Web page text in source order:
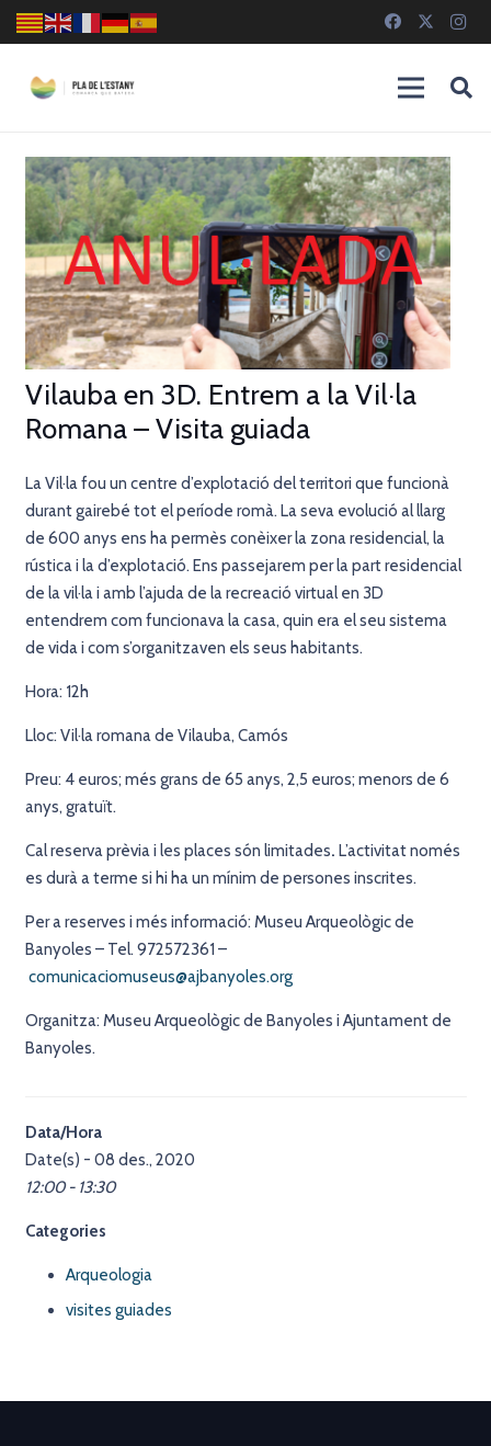
Vilauba en 3D. Entrem a la Vil·la
Romana – Visita guiada
La Vil·la fou un centre d’explotació del territori que funcionà
durant gairebé tot el període romà. La seva evolució al llarg
de 600 anys ens ha permès conèixer la zona residencial, la
rústica i la d’explotació. Ens passejarem per la part residencial
de la vil·la i amb l’ajuda de la recreació virtual en 3D
entendrem com funcionava la casa, quin era el seu sistema
de vida i com s’organitzaven els seus habitants.
Hora: 12h
Lloc: Vil·la romana de Vilauba, Camós
Preu: 4 euros; més grans de 65 anys, 2,5 euros; menors de 6
anys, gratuït.
Cal reserva prèvia i les places són limitades. L’activitat només
es durà a terme si hi ha un mínim de persones inscrites.
Per a reserves i més informació: Museu Arqueològic de
Banyoles – Tel. 972572361 –
comunicaciomuseus@ajbanyoles.org
Organitza: Museu Arqueològic de Banyoles i Ajuntament de
Banyoles.
Data/Hora
Date(s) - 08 des., 2020
12:00 - 13:30
Categories
Arqueologia
visites guiades